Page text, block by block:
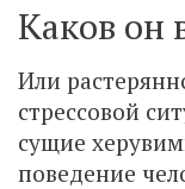
Каков он
Или
стрессовой
сущие
поведение